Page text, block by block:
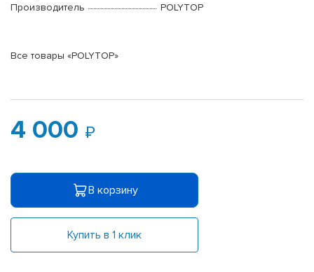
Производитель
POLYTOP
Все товары «POLYTOP»
4 000
В корзину
Купить в 1 клик